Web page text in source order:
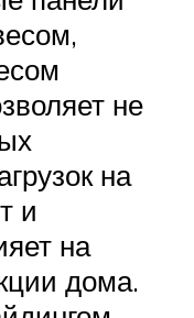
не
на
и
на
дома.